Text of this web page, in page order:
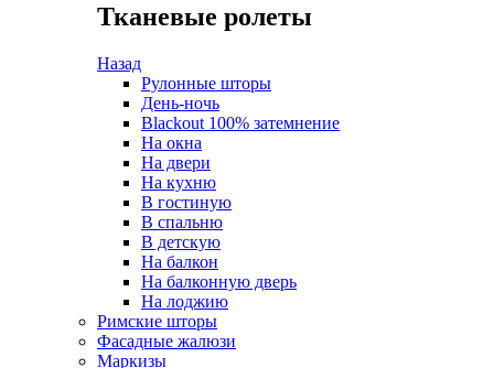
Тканевые ролеты
Назад
Рулонные шторы
День-ночь
Blackout 100% затемнение
На окна
На двери
На кухню
В гостиную
В спальню
В детскую
На балкон
На балконную дверь
На лоджию
Римские шторы
Фасадные жалюзи
Маркизы